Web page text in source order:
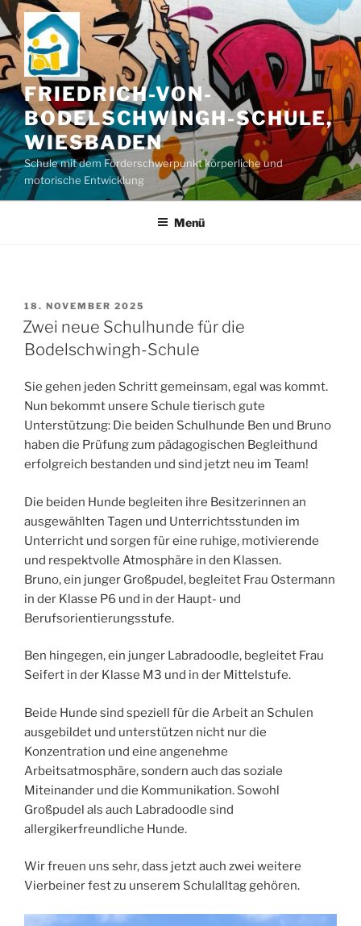
Zum
Inhalt
springen
FRIEDRICH-VON-
BODELSCHWINGH-SCHULE,
WIESBADEN
Schule mit dem Förderschwerpunkt körperliche und
motorische Entwicklung
Menü
VERÖFFENTLICHT
AM
18. NOVEMBER 2025
Zwei neue Schulhunde für die
Bodelschwingh-Schule
Sie gehen jeden Schritt gemeinsam, egal was kommt.
Nun bekommt unsere Schule tierisch gute
Unterstützung: Die beiden Schulhunde Ben und Bruno
haben die Prüfung zum pädagogischen Begleithund
erfolgreich bestanden und sind jetzt neu im Team!
Die beiden Hunde begleiten ihre Besitzerinnen an
ausgewählten Tagen und Unterrichtsstunden im
Unterricht und sorgen für eine ruhige, motivierende
und respektvolle Atmosphäre in den Klassen.
Bruno, ein junger Großpudel, begleitet Frau Ostermann
in der Klasse P6 und in der Haupt- und
Berufsorientierungsstufe.
Ben hingegen, ein junger Labradoodle, begleitet Frau
Seifert in der Klasse M3 und in der Mittelstufe.
Beide Hunde sind speziell für die Arbeit an Schulen
ausgebildet und unterstützen nicht nur die
Konzentration und eine angenehme
Arbeitsatmosphäre, sondern auch das soziale
Miteinander und die Kommunikation. Sowohl
Großpudel als auch Labradoodle sind
allergikerfreundliche Hunde.
Wir freuen uns sehr, dass jetzt auch zwei weitere
Vierbeiner fest zu unserem Schulalltag gehören.